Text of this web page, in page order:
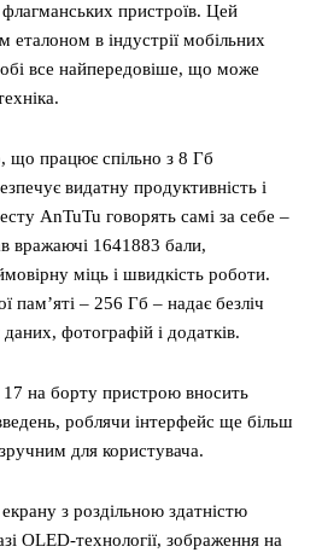
флагманських пристроїв. Цей
еталоном в індустрії мобільних
все найпередовіше, що може
працює спільно з 8 Гб
видатну продуктивність і
AnTuTu говорять самі за себе –
вражаючі 1641883 бали,
міць і швидкість роботи.
пам’яті – 256 Гб – надає безліч
фотографій і додатків.
на борту пристрою вносить
роблячи інтерфейс ще більш
для користувача.
з роздільною здатністю
OLED-технології, зображення на